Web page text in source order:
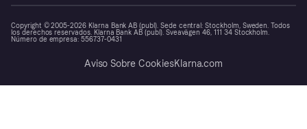
Copyright © 2005-2026 Klarna Bank AB (publ). Sede central: Stockholm, Sweden. Todos
los derechos reservados. Klarna Bank AB (publ). Sveavägen 46, 111 34 Stockholm.
Número de empresa: 556737-0431
Aviso Sobre CookiesKlarna.com